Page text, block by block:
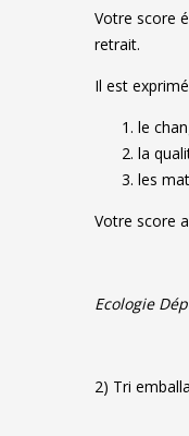
Votre score
retrait.
Il est
le
la
les
Votre score
Ecologie
2) Tri